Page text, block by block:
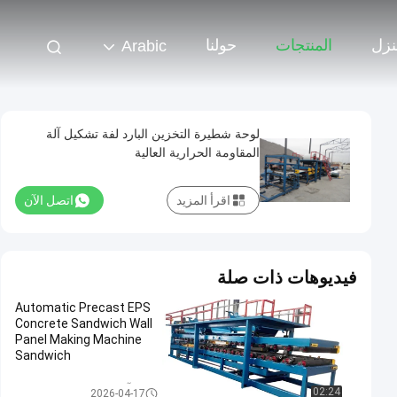
المنتجات حولنا Arabic
لوحة شطيرة التخزين البارد لفة تشكيل آلة
المقاومة الحرارية العالية
اتصل الآن اقرأ المزيد
فيديوهات ذات صلة
02:24
Automatic Precast EPS
Concrete Sandwich Wall
Panel Making Machine
Sandwich
آلة تشكيل لوحة ساندويتش
2026-04-17